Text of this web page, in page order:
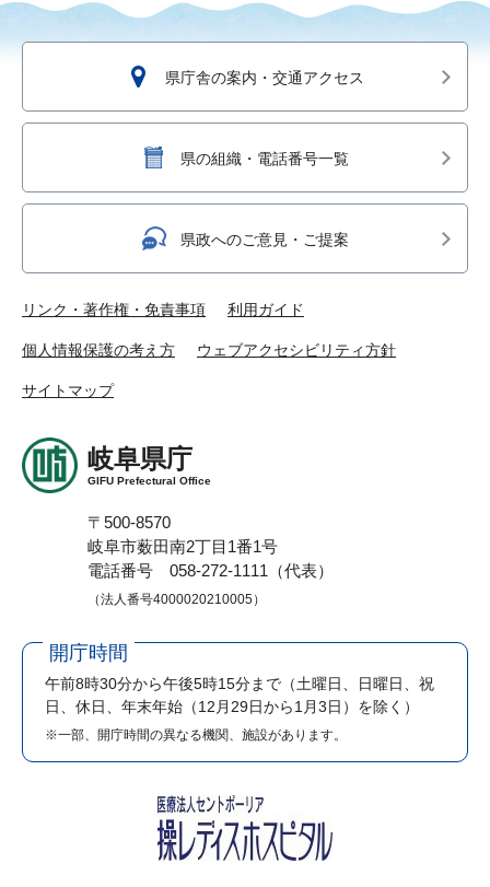
県庁舎の案内・交通アクセス
県の組織・電話番号一覧
県政へのご意見・ご提案
リンク・著作権・免責事項 利用ガイド
個人情報保護の考え方 ウェブアクセシビリティ方針
サイトマップ
岐阜県庁
GIFU Prefectural Office
〒500-8570
岐阜市薮田南2丁目1番1号
電話番号 058-272-1111（代表）
（法人番号4000020210005）
開庁時間
午前8時30分から午後5時15分まで （土曜日、日曜日、祝
日、休日、年末年始（12月29日から1月3日）を除く）
※一部、開庁時間の異なる機関、施設があります。